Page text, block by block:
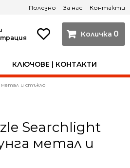
КЛЮЧОВЕ | КОНТАКТИ
0
Полезно За нас Контакти
метал и стъкло
Searchlight
метал и